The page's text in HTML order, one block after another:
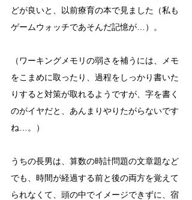
どが良いと、以前療育の本で見ました（私も
ゲームウォッチであそんだ記憶が…）。
（ワーキングメモリの弱さを補うには、メモ
をこまめに取ったり、過程をしっかり書いた
りすると対策が取れるようですが、字を書く
のがイヤだと、あんまりやりたがらないです
ね…。）
うちの長男は、算数の時計問題の文章題など
でも、時間が経過する前と後の両方を覚えて
られなくて、頭の中でイメージできずに、宿